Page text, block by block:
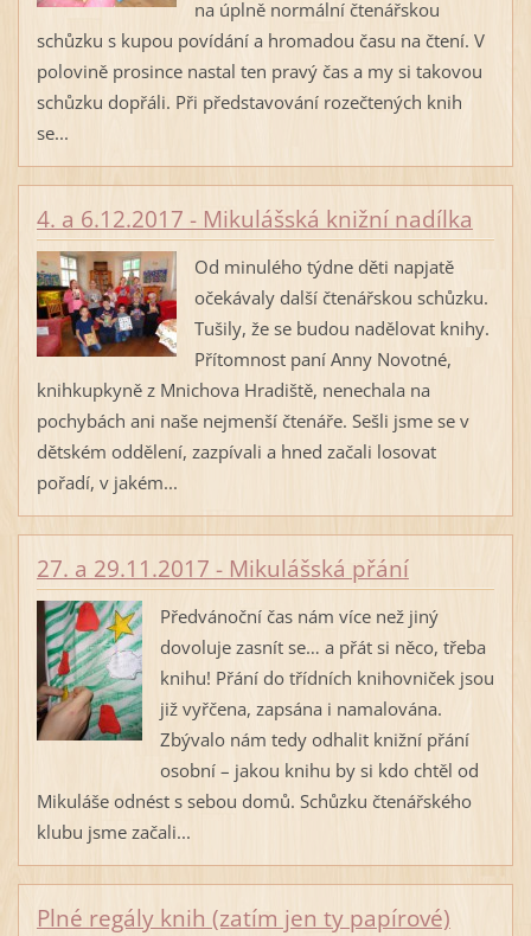
na úplně normální čtenářskou
schůzku s kupou povídání a hromadou času na čtení. V
polovině prosince nastal ten pravý čas a my si takovou
schůzku dopřáli. Při představování rozečtených knih
se...
4. a 6.12.2017 - Mikulášská knižní nadílka
Od minulého týdne děti napjatě
očekávaly další čtenářskou schůzku.
Tušily, že se budou nadělovat knihy.
Přítomnost paní Anny Novotné,
knihkupkyně z Mnichova Hradiště, nenechala na
pochybách ani naše nejmenší čtenáře. Sešli jsme se v
dětském oddělení, zazpívali a hned začali losovat
pořadí, v jakém...
27. a 29.11.2017 - Mikulášská přání
Předvánoční čas nám více než jiný
dovoluje zasnít se… a přát si něco, třeba
knihu! Přání do třídních knihovniček jsou
již vyřčena, zapsána i namalována.
Zbývalo nám tedy odhalit knižní přání
osobní – jakou knihu by si kdo chtěl od
Mikuláše odnést s sebou domů. Schůzku čtenářského
klubu jsme začali...
Plné regály knih (zatím jen ty papírové)